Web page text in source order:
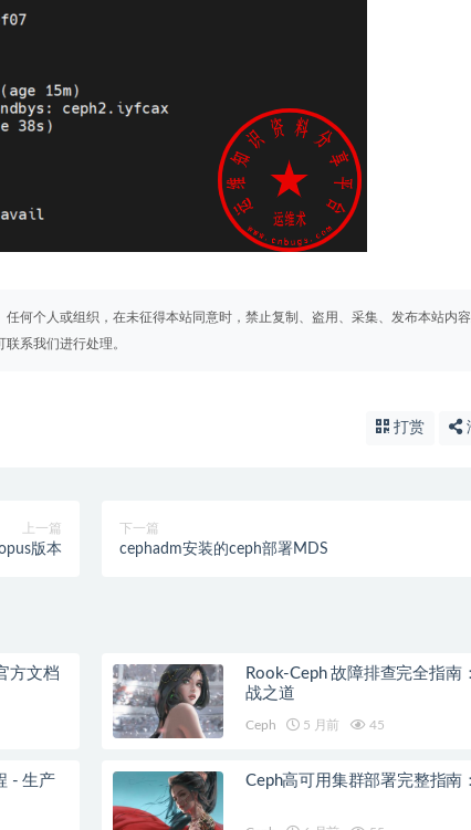
何个人或组织，在未征得本站同意时，禁止复制、盗用、采集、发布本站内容
系我们进行处理。
打赏
上一篇
版本
下一篇
cephadm安装的ceph部署MDS
方文档
Rook-Ceph 故障排查完全指南
战之道
Ceph 5 月前 45
- 生产
Ceph高可用集群部署完整指南